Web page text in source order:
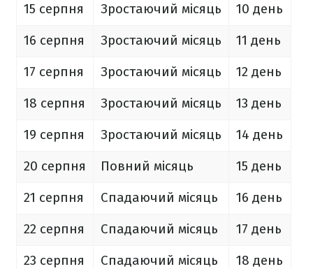
15 серпня
Зростаючий місяць
10 день
16 серпня
Зростаючий місяць
11 день
17 серпня
Зростаючий місяць
12 день
18 серпня
Зростаючий місяць
13 день
19 серпня
Зростаючий місяць
14 день
20 серпня
Повний місяць
15 день
21 серпня
Спадаючий місяць
16 день
22 серпня
Спадаючий місяць
17 день
23 серпня
Спадаючий місяць
18 день